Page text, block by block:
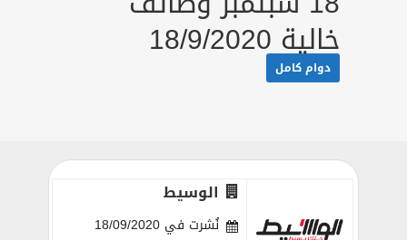
خالية 18/9/2020
دوام كامل
الوسيط
نُشرت في 18/09/2020